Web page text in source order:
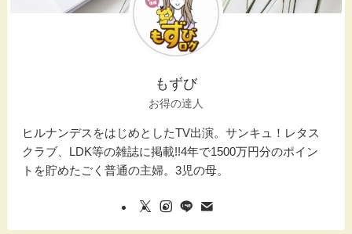
もずび
お得の達人
ヒルナンデスをはじめとしたTV出演。サンキュ！レタス
クラブ、LDK等の雑誌に掲載!!4年で1500万円分のポイン
トを貯めたごく普通の主婦。3児の母。